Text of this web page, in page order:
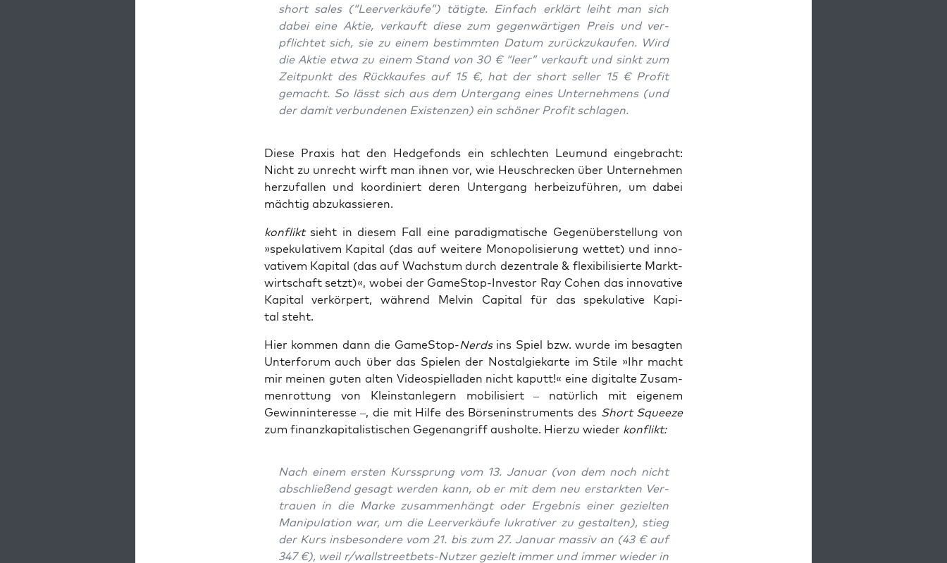
short sales (“Leer­ver­käu­fe”) tätig­te. Ein­fach erklärt leiht man sich
dabei eine Aktie, ver­kauft die­se zum gegen­wär­ti­gen Preis und ver­
pflich­tet sich, sie zu einem bestimm­ten Datum zurück­zu­kau­fen. Wird
die Aktie etwa zu einem Stand von 30 € “leer” ver­kauft und sinkt zum
Zeit­punkt des Rück­kau­fes auf 15 €, hat der short sel­ler 15 € Pro­fit
gemacht. So lässt sich aus dem Unter­gang eines Unter­neh­mens (und
der damit ver­bun­de­nen Exis­ten­zen) ein schö­ner Pro­fit schlagen.
Die­se Pra­xis hat den Hedge­fonds ein schlech­ten Leu­mund ein­ge­bracht:
Nicht zu unrecht wirft man ihnen vor, wie Heu­schre­cken über Unter­neh­men
her­zu­fal­len und koor­di­niert deren Unter­gang her­bei­zu­füh­ren, um dabei
mäch­tig abzukassieren.
kon­flikt sieht in die­sem Fall eine para­dig­ma­ti­sche Gegen­über­stel­lung von
»spe­ku­la­ti­vem Kapi­tal (das auf wei­te­re Mono­po­li­sie­rung wet­tet) und inno­
va­ti­vem Kapi­tal (das auf Wachs­tum durch dezen­tra­le & fle­xi­bi­li­sier­te Markt­
wirt­schaft setzt)«, wobei der Game­Stop-Inves­tor Ray Cohen das inno­va­ti­ve
Kapi­tal ver­kör­pert, wäh­rend Mel­vin Capi­tal für das spe­ku­la­ti­ve Kapi­
tal steht.
Hier kom­men dann die Game­Stop-Nerdsins Spiel bzw. wur­de im besag­ten
Unter­fo­rum auch über das Spie­len der Nost­al­gie­kar­te im Sti­le »Ihr macht
mir mei­nen guten alten Video­spiel­la­den nicht kaputt!« eine digi­tal­te Zusam­
men­rot­tung von Kleinst­an­le­gern mobi­li­siert – natür­lich mit eige­nem
Gewinn­in­ter­es­se –, die mit Hil­fe des Bör­sen­in­stru­ments des Short Squeeze
zum finanz­ka­pi­ta­lis­ti­schen Gegen­an­griff aus­hol­te. Hier­zu wie­der kon­flikt:
Nach einem ers­ten Kurs­sprung vom 13. Janu­ar (von dem noch nicht
abschlie­ßend gesagt wer­den kann, ob er mit dem neu erstark­ten Ver­
trau­en in die Mar­ke zusam­men­hängt oder Ergeb­nis einer geziel­ten
Mani­pu­la­ti­on war, um die Leer­ver­käu­fe lukra­ti­ver zu gestal­ten), stieg
der Kurs ins­be­son­de­re vom 21. bis zum 27. Janu­ar mas­siv an (43 € auf
347 €), weil r/wall­street­bets-Nut­zer gezielt immer und immer wie­der in